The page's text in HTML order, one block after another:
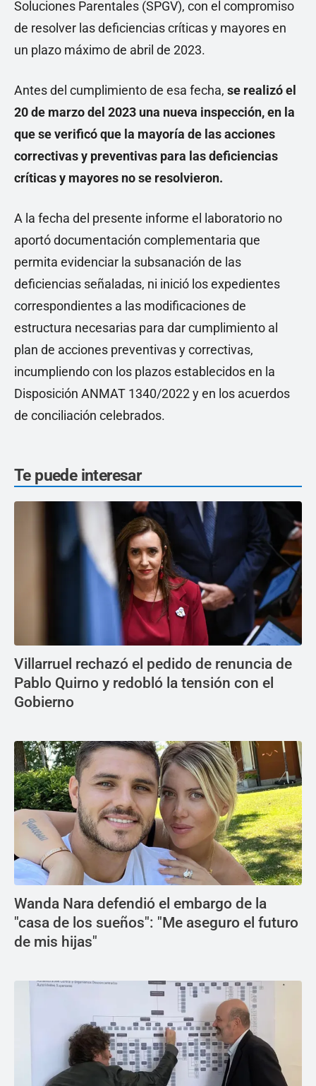
Soluciones Parentales (SPGV), con el compromiso
de resolver las deficiencias críticas y mayores en
un plazo máximo de abril de 2023.
Antes del cumplimiento de esa fecha, se realizó el
20 de marzo del 2023 una nueva inspección, en la
que se verificó que la mayoría de las acciones
correctivas y preventivas para las deficiencias
críticas y mayores no se resolvieron.
A la fecha del presente informe el laboratorio no
aportó documentación complementaria que
permita evidenciar la subsanación de las
deficiencias señaladas, ni inició los expedientes
correspondientes a las modificaciones de
estructura necesarias para dar cumplimiento al
plan de acciones preventivas y correctivas,
incumpliendo con los plazos establecidos en la
Disposición ANMAT 1340/2022 y en los acuerdos
de conciliación celebrados.
Te puede interesar
Villarruel rechazó el pedido de renuncia de
Pablo Quirno y redobló la tensión con el
Gobierno
Wanda Nara defendió el embargo de la
"casa de los sueños": "Me aseguro el futuro
de mis hijas"